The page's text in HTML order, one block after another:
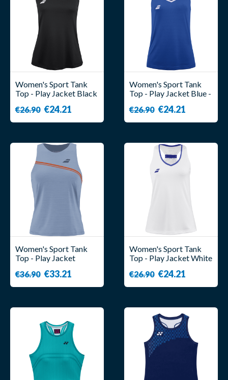
Women's Sport Tank
Top - Play Jacket Black
€26.90 €24.21
Women's Sport Tank
Top - Play Jacket Blue -
€26.90 €24.21
Women's Sport Tank
Top - Play Jacket
€36.90 €33.21
Women's Sport Tank
Top - Play Jacket White
€26.90 €24.21